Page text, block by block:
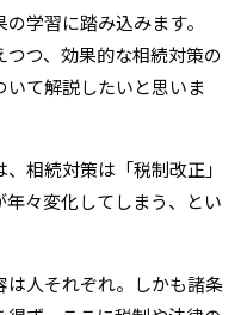
学習に踏み込みます。
つ、効果的な相続対策の
て解説したいと思いま
相続対策は「税制改正」
々変化してしまう、とい
人それぞれ。しかも諸条